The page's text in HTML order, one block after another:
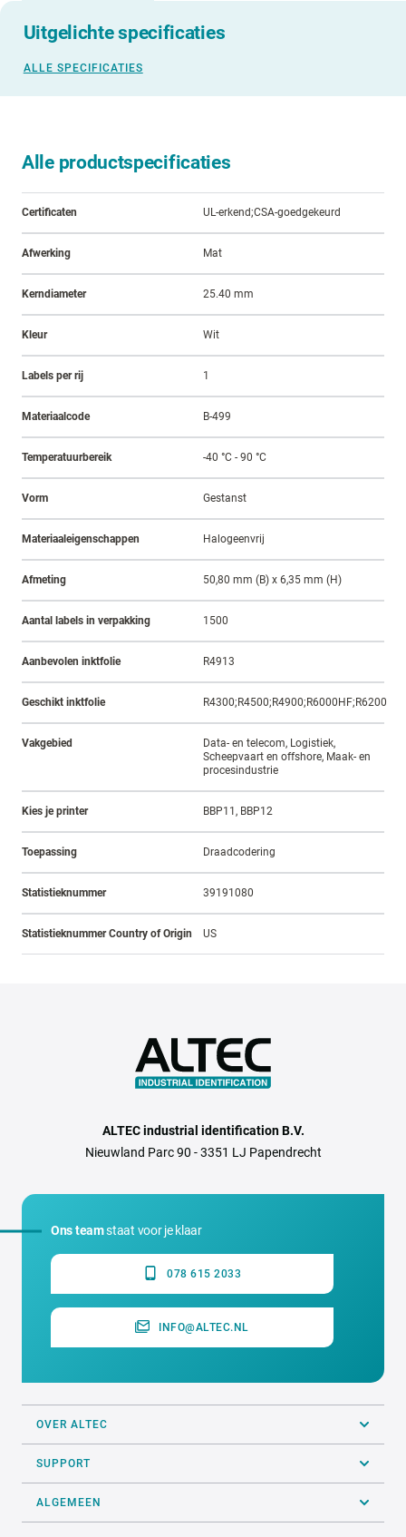
Uitgelichte specificaties
ALLE SPECIFICATIES
Alle productspecificaties
Certificaten UL-erkend;CSA-goedgekeurd
Afwerking Mat
Kerndiameter 25.40 mm
Kleur Wit
Labels per rij 1
Materiaalcode B-499
Temperatuurbereik -40 °C - 90 °C
Vorm Gestanst
Materiaaleigenschappen Halogeenvrij
Afmeting 50,80 mm (B) x 6,35 mm (H)
Aantal labels in verpakking 1500
Aanbevolen inktfolie R4913
Geschikt inktfolie R4300;R4500;R4900;R6000HF;R6200
Vakgebied
Data- en telecom, Logistiek,
Scheepvaart en offshore, Maak- en
procesindustrie
Kies je printer BBP11, BBP12
Toepassing Draadcodering
Statistieknummer 39191080
Statistieknummer Country of Origin US
ALTEC industrial identification B.V.
Nieuwland Parc 90 - 3351 LJ Papendrecht
Ons teamstaat voor je klaar
078 615 2033
INFO@ALTEC.NL
OVER ALTEC
SUPPORT
ALGEMEEN